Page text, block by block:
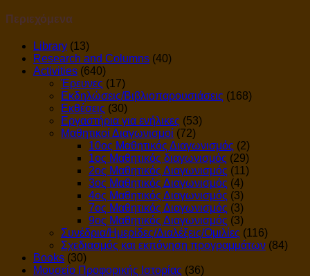
Περιεχόμενα
Library (13)
Research and Columns (40)
Activities (640)
Έρευνες (17)
Εκδηλώσεις/Βιβλιοπαρουσιάσεις (168)
Εκθέσεις (30)
Εργαστήρια για ενήλικες (53)
Μαθητικοί Διαγωνισμοί (72)
10ος Μαθητικός Διαγωνισμός (2)
1ος Μαθητικός διαγωνισμός (29)
2ος Μαθητικός Διαγωνισμός (11)
3ος Μαθητικός Διαγωνισμός (4)
4ος Μαθητικός Διαγωνισμός (3)
7ος Μαθητικός Διαγωνισμός (3)
9ος Μαθητικός Διαγωνισμός (3)
Συνέδρια/Ημερίδες/Διαλέξεις/Ομιλίες (116)
Σχεδιασμός και εκπόνηση προγραμμάτων (84)
Books (30)
Μουσείο Προφορικής Ιστορίας (36)